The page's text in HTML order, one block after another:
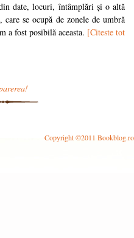
date, locuri, întâmplări și o altă
se ocupă de zonele de umbră
a fost posibilă aceasta. [Citeste tot
Copyright ©2011 Bookblog.ro